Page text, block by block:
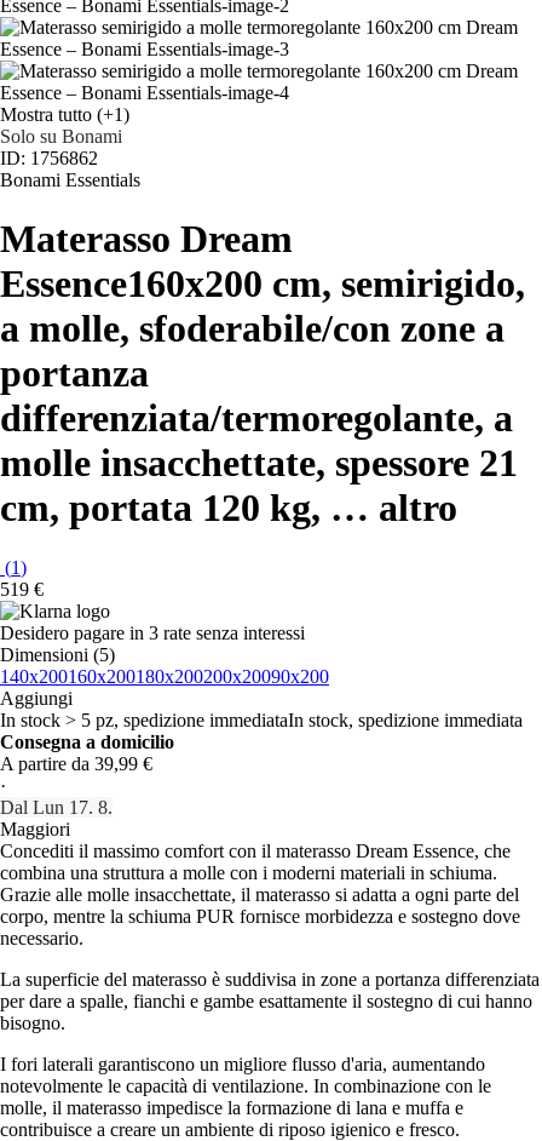
Mostra tutto (+1)
Solo su Bonami
ID: 1756862
Bonami Essentials
Materasso Dream
Essence160x200 cm, semirigido,
a molle, sfoderabile/con zone a
portanza
differenziata/termoregolante, a
molle insacchettate, spessore 21
cm, portata 120 kg, … altro
(1)
519 €
Desidero pagare in 3 rate senza interessi
Dimensioni (5)
140x200160x200180x200200x20090x200
Aggiungi
In stock > 5 pz, spedizione immediataIn stock, spedizione immediata
Consegna a domicilio
A partire da 39,99 €
·
Dal Lun 17. 8.
Maggiori
Concediti il massimo comfort con il materasso Dream Essence, che
combina una struttura a molle con i moderni materiali in schiuma.
Grazie alle molle insacchettate, il materasso si adatta a ogni parte del
corpo, mentre la schiuma PUR fornisce morbidezza e sostegno dove
necessario.
La superficie del materasso è suddivisa in zone a portanza differenziata
per dare a spalle, fianchi e gambe esattamente il sostegno di cui hanno
bisogno.
I fori laterali garantiscono un migliore flusso d'aria, aumentando
notevolmente le capacità di ventilazione. In combinazione con le
molle, il materasso impedisce la formazione di lana e muffa e
contribuisce a creare un ambiente di riposo igienico e fresco.